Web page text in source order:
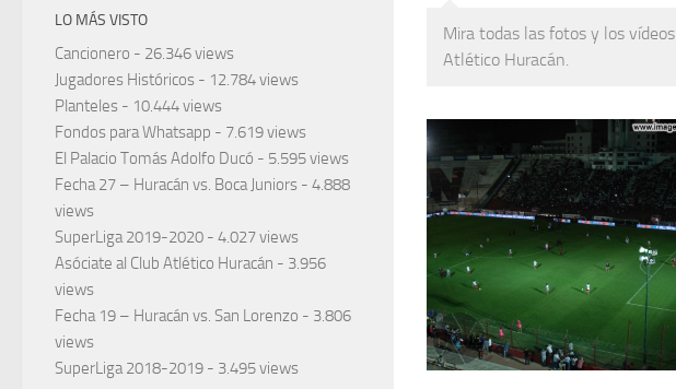
Mira todas las fotos y los
Atlético Huracán.
LO MÁS VISTO
Cancionero - 26.346 views
Jugadores Históricos - 12.784 views
Planteles - 10.444 views
Fondos para Whatsapp - 7.619 views
El Palacio Tomás Adolfo Ducó - 5.595 views
Fecha 27 – Huracán vs. Boca Juniors - 4.888
views
SuperLiga 2019-2020 - 4.027 views
Asóciate al Club Atlético Huracán - 3.956
views
Fecha 19 – Huracán vs. San Lorenzo - 3.806
views
SuperLiga 2018-2019 - 3.495 views